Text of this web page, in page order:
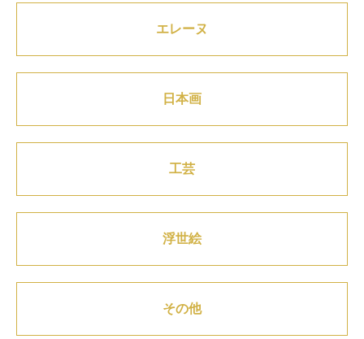
エレーヌ
日本画
工芸
浮世絵
その他